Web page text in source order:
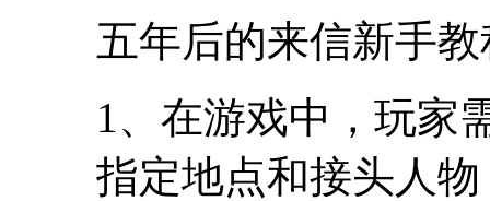
五年后的来信新手教
1、在游戏中，玩家
指定地点和接头人